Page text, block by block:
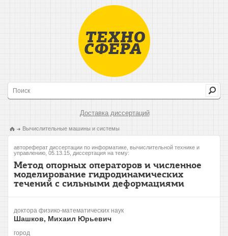
Доставка диссертаций
Вычислительные машины и системы
автореферат диссертации по информатике, вычислительной технике и
управлению, 05.13.15, диссертация на тему:
Метод опорных операторов и численное
моделирование гидродинамических
течений с сильными деформациями
доктора физико-математических наук
Шашков, Михаил Юрьевич
город